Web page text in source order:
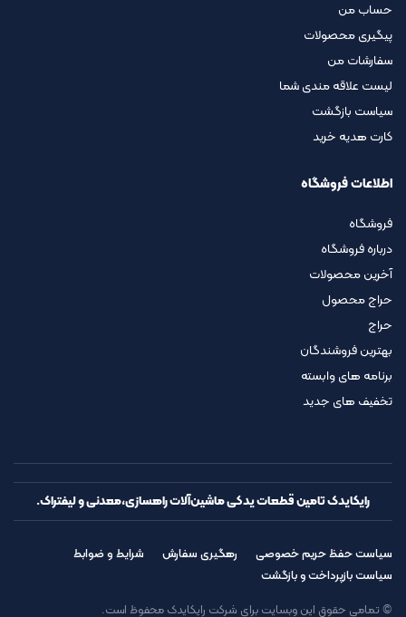
حساب من
پیگیری محصولات
سفارشات من
لیست علاقه مندی شما
سیاست بازگشت
کارت هدیه خرید
اطلاعات فروشگاه
فروشگاه
درباره فروشگاه
آخرین محصولات
حراج محصول
حراج
بهترین فروشندگان
برنامه های وابسته
تخفیف های جدید
رایکایدک تامین قطعات یدکی ماشین‌آلات راهسازی،معدنی و لیفتراک.
سیاست حفظ حریم خصوصی رهگیری سفارش
شرایط و ضوابط
سیاست بازپرداخت و بازگشت
© تمامی حقوق این وبسایت برای شرکت رایکایدک محفوظ است.